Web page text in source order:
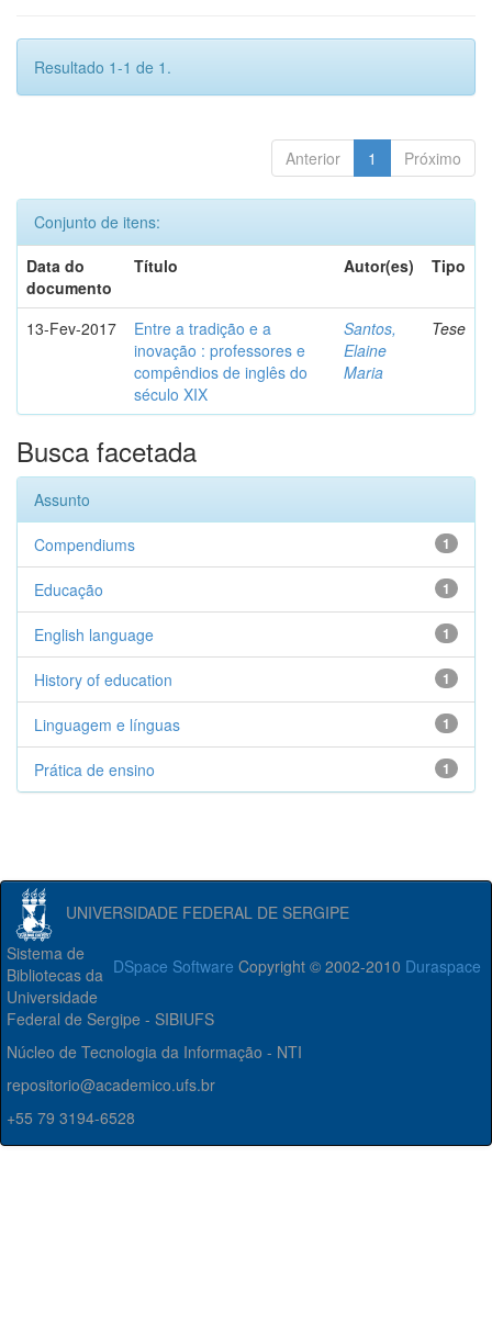
Resultado 1-1 de 1.
Anterior 1 Próximo
Conjunto de itens:
Data do
documento
Título Autor(es) Tipo
13-Fev-2017
Entre a tradição e a
inovação : professores e
compêndios de inglês do
século XIX
Santos,
Elaine
Maria
Tese
Busca facetada
Assunto
1
Compendiums
1
Educação
1
English language
1
History of education
1
Linguagem e línguas
1
Prática de ensino
UNIVERSIDADE FEDERAL DE SERGIPE
DSpace Software Copyright © 2002-2010 Duraspace
Sistema de
Bibliotecas da
Universidade
Federal de Sergipe - SIBIUFS
Núcleo de Tecnologia da Informação - NTI
repositorio@academico.ufs.br
+55 79 3194-6528